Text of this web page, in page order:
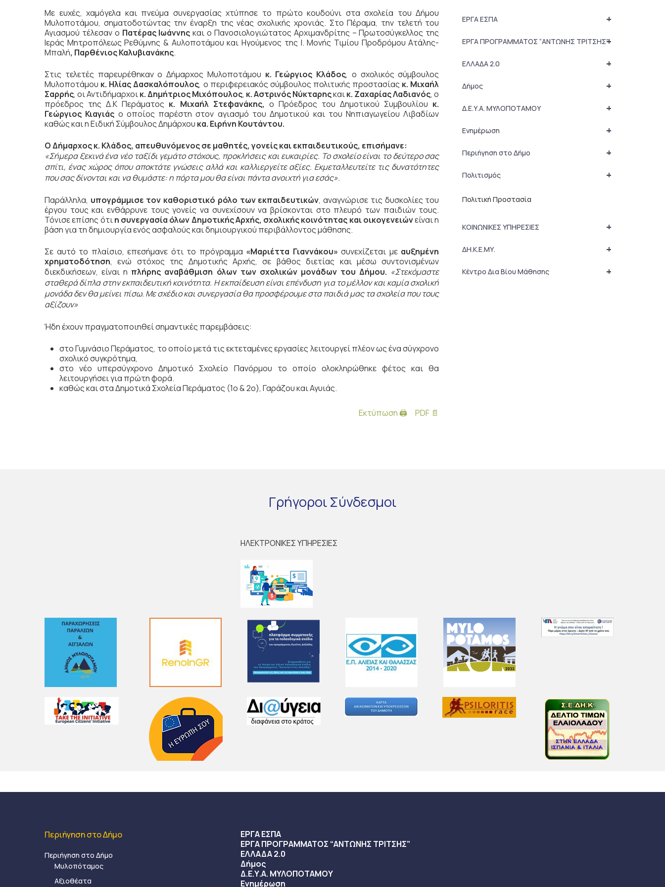
Με ευχές, χαμόγελα και πνεύμα συνεργασίας χτύπησε το πρώτο κουδούνι στα σχολεία του Δήμου
Μυλοποτάμου, σηματοδοτώντας την έναρξη της νέας σχολικής χρονιάς. Στο Πέραμα, την τελετή του
Αγιασμού τέλεσαν ο Πατέρας Ιωάννης και ο Πανοσιολογιώτατος Αρχιμανδρίτης – Πρωτοσύγκελλος της
Ιεράς Μητροπόλεως Ρεθύμνης & Αυλοποτάμου και Ηγούμενος της Ι. Μονής Τιμίου Προδρόμου Ατάλης-
Μπαλή, Παρθένιος Καλυβιανάκης.
Στις τελετές παρευρέθηκαν ο Δήμαρχος Μυλοποτάμου κ. Γεώργιος Κλάδος, ο σχολικός σύμβουλος
Μυλοποτάμου κ. Ηλίας Δασκαλόπουλος, ο περιφερειακός σύμβουλος πολιτικής προστασίας κ. Μιχαήλ
Σαρρής, οι Αντιδήμαρχοικ. Δημήτριος Μιχόπουλος, κ. Αστρινός Νύκταρηςκαικ. Ζαχαρίας Λαδιανός, ο
πρόεδρος της Δ.Κ Περάματος κ. Μιχαήλ Στεφανάκης, ο Πρόεδρος του Δημοτικού Συμβουλίου κ.
Γεώργιος Κιαγιάς ο οποίος παρέστη στον αγιασμό του Δημοτικού και του Νηπιαγωγείου Λιβαδίων
καθώς και η Ειδική Σύμβουλος Δημάρχου κα. Ειρήνη Κουτάντου.
Ο Δήμαρχος κ. Κλάδος, απευθυνόμενος σε μαθητές, γονείς και εκπαιδευτικούς, επισήμανε:
«Σήμερα ξεκινά ένα νέο ταξίδι γεμάτο στόχους, προκλήσεις και ευκαιρίες. Το σχολείο είναι το δεύτερο σας
σπίτι, ένας χώρος όπου αποκτάτε γνώσεις αλλά και καλλιεργείτε αξίες. Εκμεταλλευτείτε τις δυνατότητες
που σας δίνονται και να θυμάστε: η πόρτα μου θα είναι πάντα ανοιχτή για εσάς».
Παράλληλα, υπογράμμισε τον καθοριστικό ρόλο των εκπαιδευτικών, αναγνώρισε τις δυσκολίες του
έργου τους και ενθάρρυνε τους γονείς να συνεχίσουν να βρίσκονται στο πλευρό των παιδιών τους.
Τόνισε επίσης ότιη συνεργασία όλων Δημοτικής Αρχής, σχολικής κοινότητας και οικογενειώνείναι η
βάση για τη δημιουργία ενός ασφαλούς και δημιουργικού περιβάλλοντος μάθησης.
Σε αυτό το πλαίσιο, επεσήμανε ότι το πρόγραμμα «Μαριέττα Γιαννάκου» συνεχίζεται με αυξημένη
χρηματοδότηση, ενώ στόχος της Δημοτικής Αρχής, σε βάθος διετίας και μέσω συντονισμένων
διεκδικήσεων, είναι η πλήρης αναβάθμιση όλων των σχολικών μονάδων του Δήμου. «Στεκόμαστε
σταθερά δίπλα στην εκπαιδευτική κοινότητα. Η εκπαίδευση είναι επένδυση για το μέλλον και καμία σχολική
μονάδα δεν θα μείνει πίσω. Με σχέδιο και συνεργασία θα προσφέρουμε στα παιδιά μας τα σχολεία που τους
αξίζουν»
Ήδη έχουν πραγματοποιηθεί σημαντικές παρεμβάσεις:
στο Γυμνάσιο Περάματος, το οποίο μετά τις εκτεταμένες εργασίες λειτουργεί πλέον ως ένα σύγχρονο
σχολικό συγκρότημα,
στο νέο υπερσύγχρονο Δημοτικό Σχολείο Πανόρμου το οποίο ολοκληρώθηκε φέτος και θα
λειτουργήσει για πρώτη φορά.
καθώς και στα Δημοτικά Σχολεία Περάματος (1ο & 2ο), Γαράζου και Αγυιάς.
Εκτύπωση 🖨 PDF 📄
+
ΕΡΓΑ ΕΣΠΑ
+
ΕΡΓΑ ΠΡΟΓΡΑΜΜΑΤΟΣ “ΑΝΤΩΝΗΣ ΤΡΙΤΣΗΣ”
+
ΕΛΛΑΔΑ 2.0
+
Δήμος
+
Δ.Ε.Υ.Α. ΜΥΛΟΠΟΤΑΜΟΥ
+
Ενημέρωση
+
Περιήγηση στο Δήμο
+
Πολιτισμός
Πολιτική Προστασία
+
ΚΟΙΝΩΝΙΚΕΣ ΥΠΗΡΕΣΙΕΣ
+
ΔΗ.Κ.Ε.ΜΥ.
+
Κέντρο Δια Βίου Μάθησης
ΓρήγοροιΣύνδεσμοι
ΗΛΕΚΤΡΟΝΙΚΕΣ ΥΠΗΡΕΣΙΕΣ
Περιήγηση στο Δήμο
Περιήγηση στο Δήμο
Μυλοπόταμος
Αξιοθέατα
ΕΡΓΑ ΕΣΠΑ
ΕΡΓΑ ΠΡΟΓΡΑΜΜΑΤΟΣ “ΑΝΤΩΝΗΣ ΤΡΙΤΣΗΣ”
ΕΛΛΑΔΑ 2.0
Δήμος
Δ.Ε.Υ.Α. ΜΥΛΟΠΟΤΑΜΟΥ
Ενημέρωση